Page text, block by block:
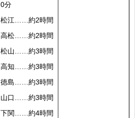
0分
松江……約2時間
高松……約2時間
松山……約3時間
高知……約3時間
徳島……約3時間
山口……約3時間
下関……約4時間